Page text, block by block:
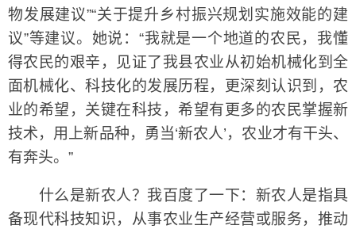
物发展建议”“关于提升乡村振兴规划实施效能的建
议”等建议。她说：“我就是一个地道的农民，我懂
得农民的艰辛，见证了我县农业从初始机械化到全
面机械化、科技化的发展历程，更深刻认识到，农
业的希望，关键在科技，希望有更多的农民掌握新
技术，用上新品种，勇当‘新农人’，农业才有干头、
有奔头。”
什么是新农人？我百度了一下：新农人是指具
备现代科技知识，从事农业生产经营或服务，推动